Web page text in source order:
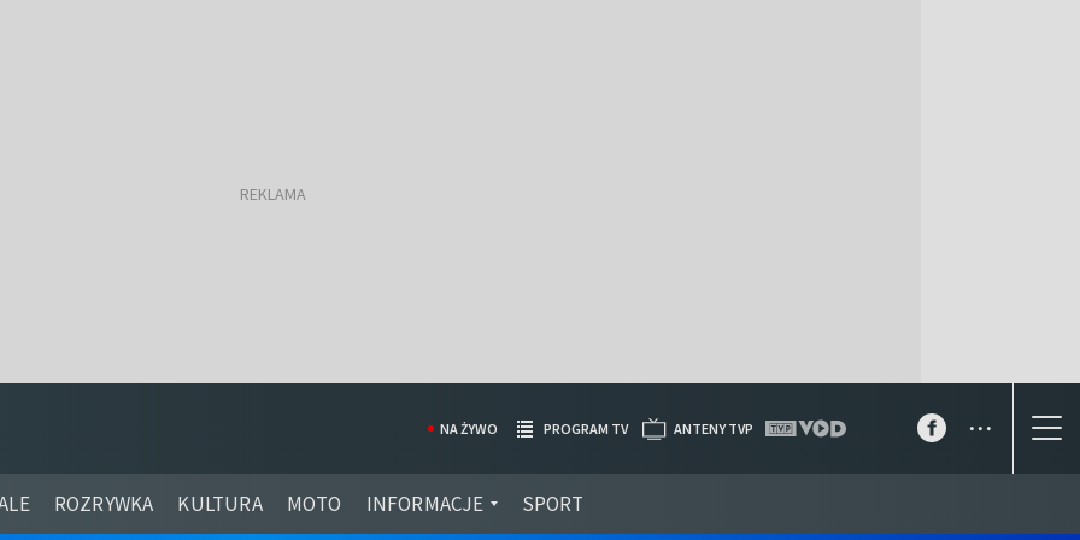
ROZRYWKA KULTURA MOTO INFORMACJE SPORT
NA ŻYWO PROGRAM TV ANTENY TVP ...